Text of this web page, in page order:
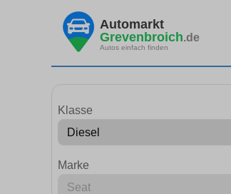
Automarkt
Grevenbroich.de
Autos einfach finden
Klasse
Marke